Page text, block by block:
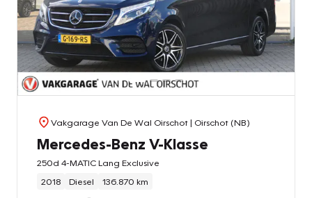
Vakgarage Van De Wal Oirschot| Oirschot (NB)
Mercedes-Benz V-Klasse
250d 4-MATIC Lang Exclusive
2018
Diesel 136.870 km